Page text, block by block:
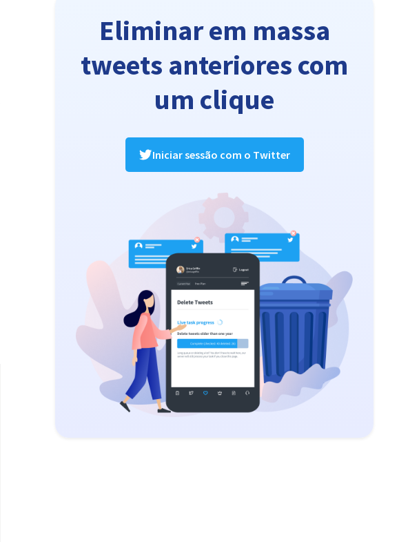
Eliminar em massa
tweets anteriores com
um clique
Iniciar sessão com o Twitter